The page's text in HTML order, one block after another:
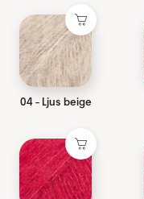
04 - Ljus beige